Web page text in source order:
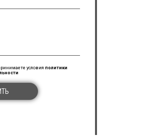
условия политики